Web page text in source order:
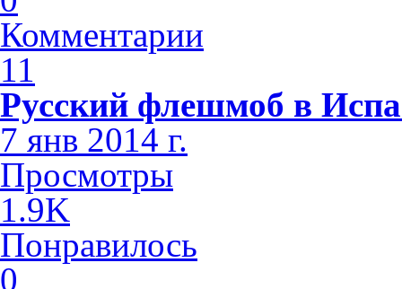
Комментарии
11
Русский флешмоб в
7 янв 2014 г.
Просмотры
1.9K
Понравилось
0